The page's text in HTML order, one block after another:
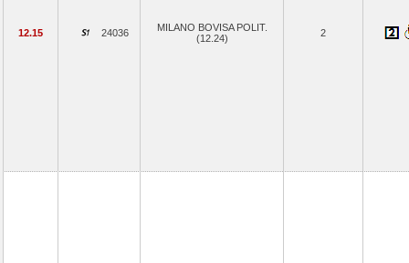
12.15 24036
MILANO BOVISA POLIT.
(12.24)
2